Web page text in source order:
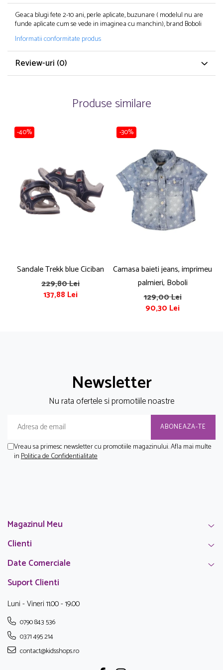
Pijamale
Pulovere/Bolero tricot
Rochite maneca lunga
Rochite maneca scurta
Set 2/3 piese maneca lunga
Set 2/3 piese maneca scurta
Tricouri maneca lunga
Geaca blugi fete 2-10 ani, perle aplicate, buzunare ( modelul nu are
funde aplicate cum se vede in imaginea cu manchin), brand Boboli
Informatii conformitate produs
Review-uri (0)
Produse similare
-40%
Sandale Trekk blue Ciciban
229,80 Lei
137,88 Lei
-30%
Camasa baieti jeans, imprimeu
palmieri, Boboli
129,00 Lei
90,30 Lei
Newsletter
Nu rata ofertele si promotiile noastre
Vreau sa primesc newsletter cu promotiile magazinului. Afla mai multe
inPolitica de Confidentialitate
Magazinul Meu
Clienti
Date Comerciale
Suport Clienti
Luni - Vineri 11.00 - 19.00
0790 843 536
0371 495 214
contact@kidsshops.ro